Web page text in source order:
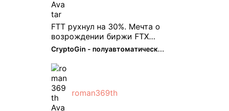
FTT рухнул на 30%. Мечта о
возрождении биржи FTX
испаряется, вызывая
массовую распродажу ее
собственного токена FTT. По
словам Кайко , 5 февраля
FTT, ныне бесполезная ...
CryptoGin - полуавтоматический ...
roman369th